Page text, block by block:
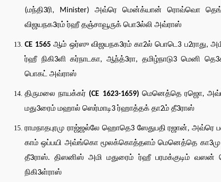
(மந்தி3ரி, Minister) அவ்ரெ மென்க்யான் ரொவ்வொ
விஜயநக3ரம் ர்ஹீ தஞ்சாவூருக் பொ3ல்லி அவ்ராஸ்
CE 1565 ஆம் ஒர்ஸு விஜயநக3ரம் கா2ல் பொடெ3 ப2ராது,
ர்ஹீ நிகி3ளி கர்நாடகா, ஆந்த்3ரா, தமிழ்நாடு3 மெனி
பொகட் அவ்ராஸ்
திருமலை நாயக்கர் (CE 1623-1659) மெனெத்தெ ரஜொ,
மது3ரைம் மஹால் ஸெர்மாடி3 ர்ஹாத்தக் தா2ம் தீ3ராஸ்
ராமநாதபுரமு ராஜ்ஜல்லே ஹொதெ3 ஸேதுபதி ரஜான், அவ்ரெ
காம் ஒப்பயி அவ்ங்கொ மூலக்கொத்தளம் மெனெத்தெ கா3மு
தீ3ராஸ். திஸனிஸ் அமி மதுரைம் ர்ஹீ பரமக்குடிம் வஸன்
நிகி3ள்ராஸ்